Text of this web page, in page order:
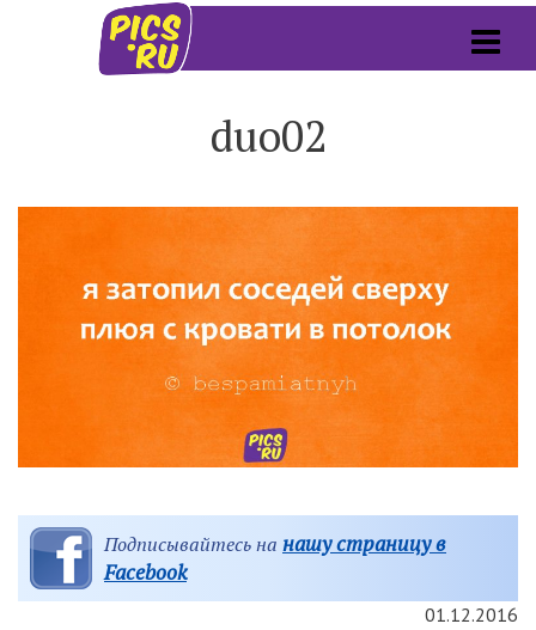
duo02
Подписывайтесь на нашу страницу в
Facebook
01.12.2016